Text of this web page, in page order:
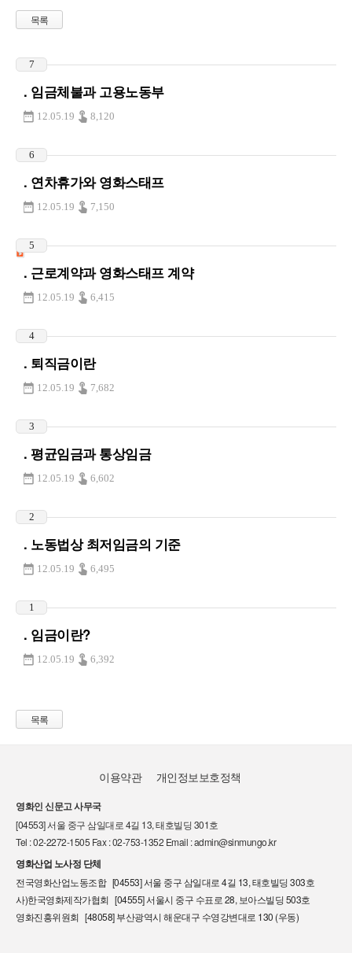
목록
7
. 임금체불과 고용노동부
12.05.19 8,120
6
. 연차휴가와 영화스태프
12.05.19 7,150
5
. 근로계약과 영화스태프 계약
12.05.19 6,415
4
. 퇴직금이란
12.05.19 7,682
3
. 평균임금과 통상임금
12.05.19 6,602
2
. 노동법상 최저임금의 기준
12.05.19 6,495
1
. 임금이란?
12.05.19 6,392
목록
이용약관 개인정보보호정책
영화인 신문고 사무국
[04553] 서울 중구 삼일대로 4길 13, 태호빌딩 301호
Tel : 02-2272-1505 Fax : 02-753-1352 Email : admin@sinmungo.kr
영화산업 노사정 단체
전국영화산업노동조합 [04553] 서울 중구 삼일대로 4길 13, 태호빌딩 303호
사)한국영화제작가협회 [04555] 서울시 중구 수표로 28, 보아스빌딩 503호
영화진흥위원회 [48058] 부산광역시 해운대구 수영강변대로 130 (우동)